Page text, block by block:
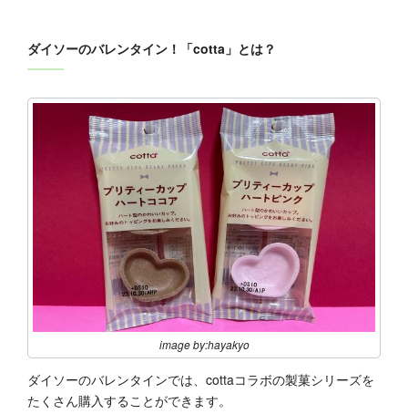
ダイソーのバレンタイン！「cotta」とは？
image by:hayakyo
ダイソーのバレンタインでは、cottaコラボの製菓シリーズを
たくさん購入することができます。